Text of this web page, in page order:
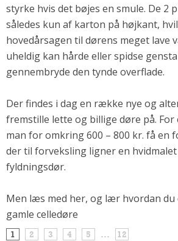
styrke hvis det bøjes en smule. De 2
således kun af karton på højkant,
hovedårsagen til dørens meget lave
uheldig kan hårde eller spidse
gennembryde den tynde overflade.
Der findes i dag en række nye og
fremstille lette og billige døre på. For
man for omkring 600 – 800 kr. få en
der til forveksling ligner en hvidmalet
fyldningsdør.
Men læs med her, og lær hvordan
gamle celledøre
1 2 3 4 5 ... 12